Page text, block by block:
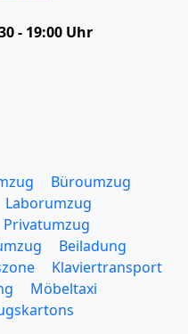
- 19:00 Uhr
Büroumzug
Laborumzug
Privatumzug
Beiladung
Klaviertransport
Möbeltaxi